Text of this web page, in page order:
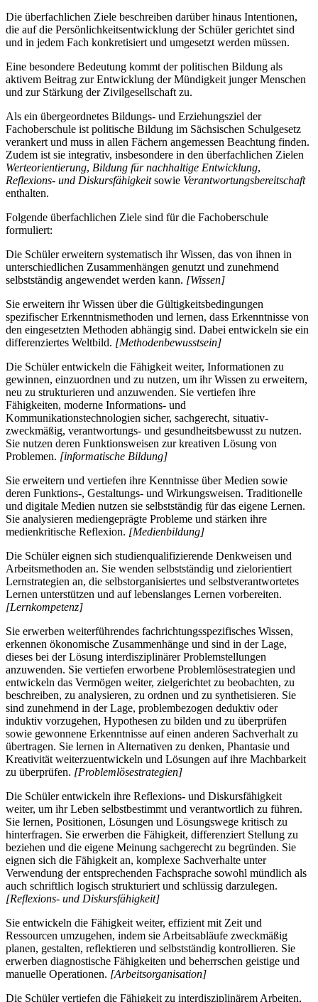
Die überfachlichen Ziele beschreiben darüber hinaus Intentionen,
die auf die Persönlichkeitsentwicklung der Schüler gerichtet sind
und in jedem Fach konkretisiert und umgesetzt werden müssen.
Eine besondere Bedeutung kommt der politischen Bildung als
aktivem Beitrag zur Entwicklung der Mündigkeit junger Menschen
und zur Stärkung der Zivilgesellschaft zu.
Als ein übergeordnetes Bildungs- und Erziehungsziel der
Fachoberschule ist politische Bildung im Sächsischen Schulgesetz
verankert und muss in allen Fächern angemessen Beachtung finden.
Zudem ist sie integrativ, insbesondere in den überfachlichen Zielen
Werteorientierung, Bildung für nachhaltige Entwicklung,
Reflexions- und Diskursfähigkeitsowie Verantwortungsbereitschaft
enthalten.
Folgende überfachlichen Ziele sind für die Fachoberschule
formuliert:
Die Schüler erweitern systematisch ihr Wissen, das von ihnen in
unterschiedlichen Zusammenhängen genutzt und zunehmend
selbstständig angewendet werden kann. [Wissen]
Sie erweitern ihr Wissen über die Gültigkeitsbedingungen
spezifischer Erkenntnismethoden und lernen, dass Erkenntnisse von
den eingesetzten Methoden abhängig sind. Dabei entwickeln sie ein
differenziertes Weltbild. [Methodenbewusstsein]
Die Schüler entwickeln die Fähigkeit weiter, Informationen zu
gewinnen, einzuordnen und zu nutzen, um ihr Wissen zu erweitern,
neu zu strukturieren und anzuwenden. Sie vertiefen ihre
Fähigkeiten, moderne Informations- und
Kommunikationstechnologien sicher, sachgerecht, situativ-
zweckmäßig, verantwortungs- und gesundheitsbewusst zu nutzen.
Sie nutzen deren Funktionsweisen zur kreativen Lösung von
Problemen. [informatische Bildung]
Sie erweitern und vertiefen ihre Kenntnisse über Medien sowie
deren Funktions-, Gestaltungs- und Wirkungsweisen. Traditionelle
und digitale Medien nutzen sie selbstständig für das eigene Lernen.
Sie analysieren mediengeprägte Probleme und stärken ihre
medienkritische Reflexion. [Medienbildung]
Die Schüler eignen sich studienqualifizierende Denkweisen und
Arbeitsmethoden an. Sie wenden selbstständig und zielorientiert
Lernstrategien an, die selbstorganisiertes und selbstverantwortetes
Lernen unterstützen und auf lebenslanges Lernen vorbereiten.
[Lernkompetenz]
Sie erwerben weiterführendes fachrichtungsspezifisches Wissen,
erkennen ökonomische Zusammenhänge und sind in der Lage,
dieses bei der Lösung interdisziplinärer Problemstellungen
anzuwenden. Sie vertiefen erworbene Problemlösestrategien und
entwickeln das Vermögen weiter, zielgerichtet zu beobachten, zu
beschreiben, zu analysieren, zu ordnen und zu synthetisieren. Sie
sind zunehmend in der Lage, problembezogen deduktiv oder
induktiv vorzugehen, Hypothesen zu bilden und zu überprüfen
sowie gewonnene Erkenntnisse auf einen anderen Sachverhalt zu
übertragen. Sie lernen in Alternativen zu denken, Phantasie und
Kreativität weiterzuentwickeln und Lösungen auf ihre Machbarkeit
zu überprüfen. [Problemlösestrategien]
Die Schüler entwickeln ihre Reflexions- und Diskursfähigkeit
weiter, um ihr Leben selbstbestimmt und verantwortlich zu führen.
Sie lernen, Positionen, Lösungen und Lösungswege kritisch zu
hinterfragen. Sie erwerben die Fähigkeit, differenziert Stellung zu
beziehen und die eigene Meinung sachgerecht zu begründen. Sie
eignen sich die Fähigkeit an, komplexe Sachverhalte unter
Verwendung der entsprechenden Fachsprache sowohl mündlich als
auch schriftlich logisch strukturiert und schlüssig darzulegen.
[Reflexions- und Diskursfähigkeit]
Sie entwickeln die Fähigkeit weiter, effizient mit Zeit und
Ressourcen umzugehen, indem sie Arbeitsabläufe zweckmäßig
planen, gestalten, reflektieren und selbstständig kontrollieren. Sie
erwerben diagnostische Fähigkeiten und beherrschen geistige und
manuelle Operationen. [Arbeitsorganisation]
Die Schüler vertiefen die Fähigkeit zu interdisziplinärem Arbeiten,